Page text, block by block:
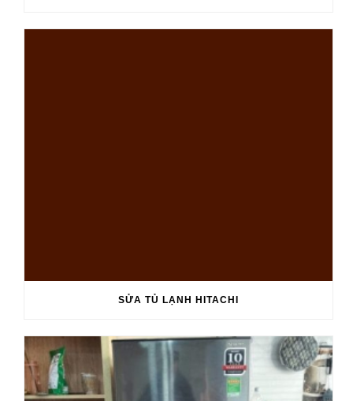
SỬA TỦ LẠNH HITACHI